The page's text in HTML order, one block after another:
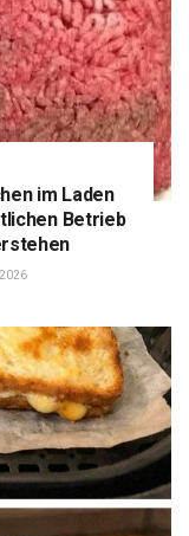
im Laden
Betrieb